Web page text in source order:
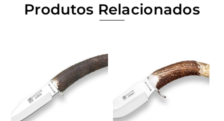
Produtos Relacionados